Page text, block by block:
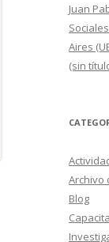
Juan
Aires
(sin
Archivo
Blog